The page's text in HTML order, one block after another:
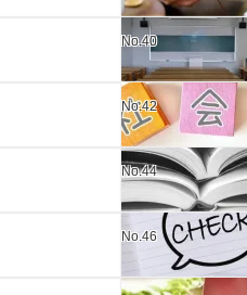
No.40
No.42
No.44
No.46